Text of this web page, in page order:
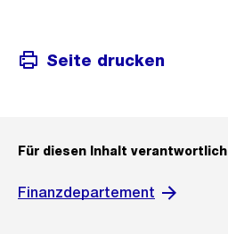
Seite drucken
Für diesen Inhalt verantwortlich
Finanzdepartement